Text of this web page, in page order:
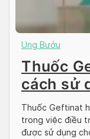
Ung Bướu
Thuốc
cách sử
Thuốc Geftinat
trong việc điều
được sử dụng